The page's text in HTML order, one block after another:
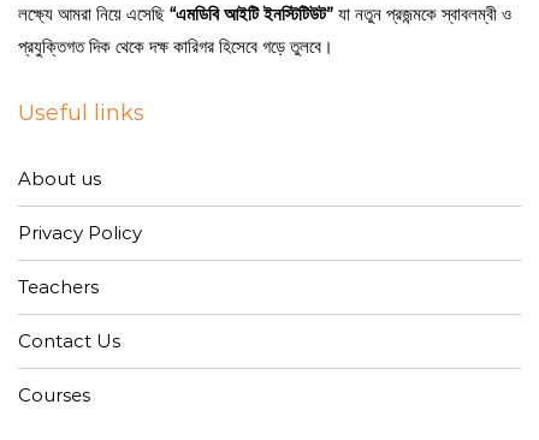
লক্ষ্যে আমরা নিয়ে এসেছি “এমডিবি আইটি ইনস্টিটিউট” যা নতুন প্রজন্মকে স্বাবলম্বী ও
প্রযুক্তিগত দিক থেকে দক্ষ কারিগর হিসেবে গড়ে তুলবে।
Useful links
About us
Privacy Policy
Teachers
Contact Us
Courses